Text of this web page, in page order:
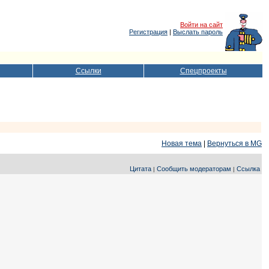
Войти на сайт
Регистрация | Выслать пароль
Ссылки Спецпроекты
Новая тема
Вернуться в MG
Цитата | Сообщить модераторам | Ссылка